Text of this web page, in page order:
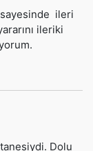
ileri
ileriki
Dolu